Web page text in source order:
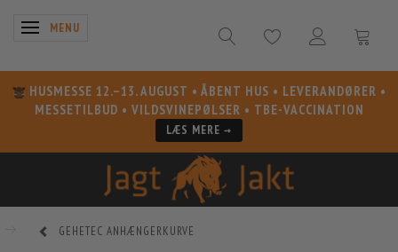
SKIFTE NAVIGATION
MENU
HUSMESSE 12.–13. AUGUST • ÅBENT HUS • LEVERANDØRER •
MESSETILBUD • VILDSVINEPØLSER • TBE-VACCINATION
LÆS MERE →
GEHETEC ANHÆNGERKURVE